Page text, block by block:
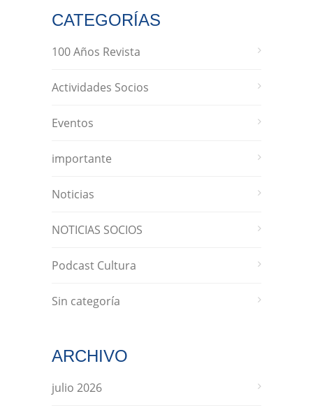
CATEGORÍAS
100 Años Revista
Actividades Socios
Eventos
importante
Noticias
NOTICIAS SOCIOS
Podcast Cultura
Sin categoría
ARCHIVO
julio 2026